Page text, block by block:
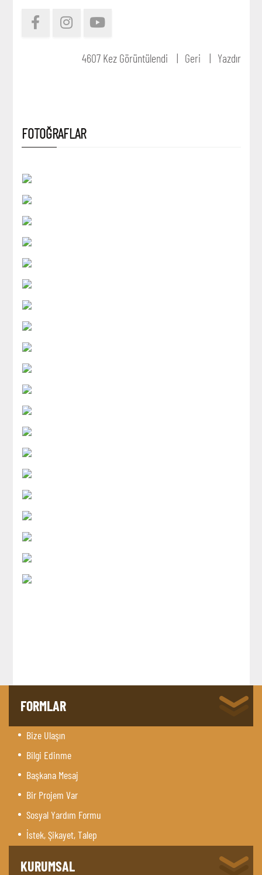
4607 Kez Görüntülendi Geri Yazdır
FOTOĞRAFLAR
FORMLAR
Bize Ulaşın
Bilgi Edinme
Başkana Mesaj
Bir Projem Var
Sosyal Yardım Formu
İstek, Şikayet, Talep
KURUMSAL